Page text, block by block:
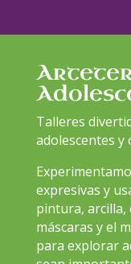
Talleres
adolescentes
expresivas y
pintura, arcilla,
máscaras y el
para explorar